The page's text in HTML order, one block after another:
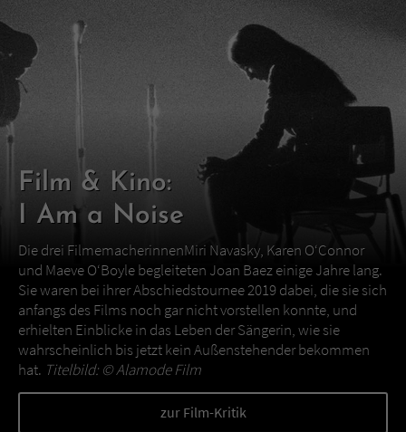
Film & Kino:
I Am a Noise
Die drei FilmemacherinnenMiri Navasky, Karen O‘Connor
und Maeve O‘Boyle begleiteten Joan Baez einige Jahre lang.
Sie waren bei ihrer Abschiedstournee 2019 dabei, die sie sich
anfangs des Films noch gar nicht vorstellen konnte, und
erhielten Einblicke in das Leben der Sängerin, wie sie
wahrscheinlich bis jetzt kein Außenstehender bekommen
hat. Titelbild: ©Alamode Film
zur Film-Kritik